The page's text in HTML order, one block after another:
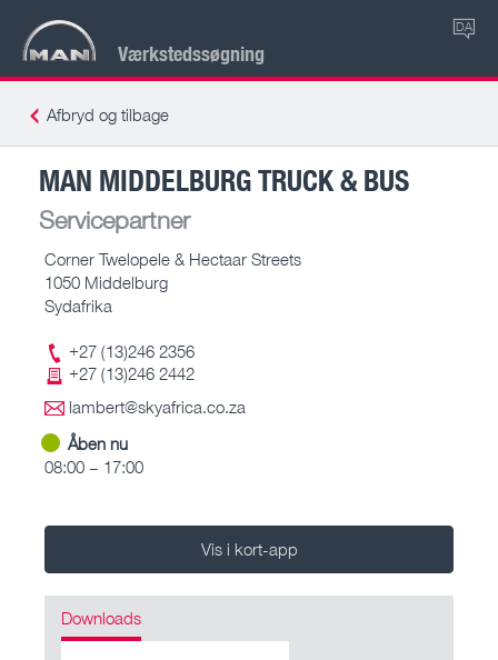
Værkstedssøgning
DA
Afbryd og tilbage
MAN MIDDELBURG TRUCK & BUS
Servicepartner
Corner Twelopele & Hectaar Streets
1050 Middelburg
Sydafrika
+27 (13)246 2356
+27 (13)246 2442
lambert@skyafrica.co.za
Åben nu
08:00 – 17:00
Vis i kort-app
Downloads